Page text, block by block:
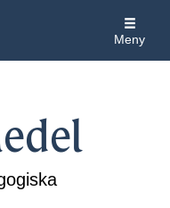
Meny